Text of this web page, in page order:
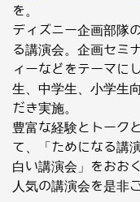
を。
ディズニー企画部隊
る講演会。企画セミ
ィーなどをテーマに
生、中学生、小学生
だき実施。
豊富な経験とトーク
て、「ためになる講
白い講演会」をおお
人気の講演会を是非